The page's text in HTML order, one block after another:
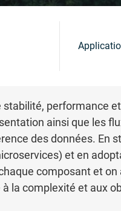
stabilité, performance
ainsi que les
des données. En
et en
composant et on
la complexité et aux